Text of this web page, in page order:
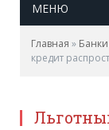
МЕНЮ
Главная » Банки
кредит